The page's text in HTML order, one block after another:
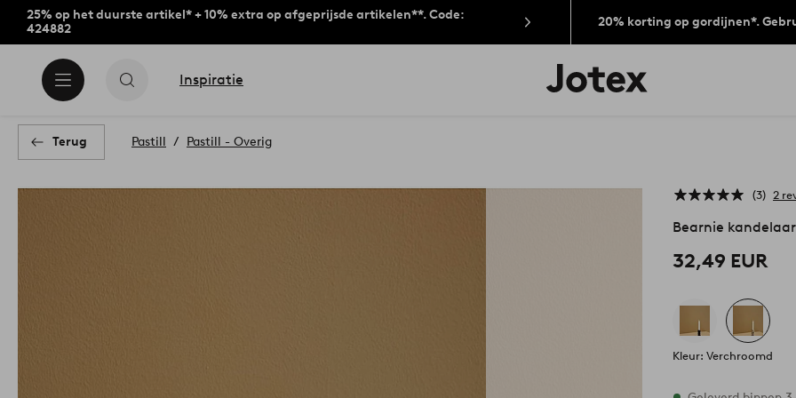
25% op het duurste artikel* + 10% extra op afgeprijsde artikelen**. Code:
424882
20% korting op gordijnen*.
Inspiratie
Jotex
logo
Terug Pastill Pastill - Overig
3 2
Bearnie
32,49 EUR
Kleur: Verchroomd